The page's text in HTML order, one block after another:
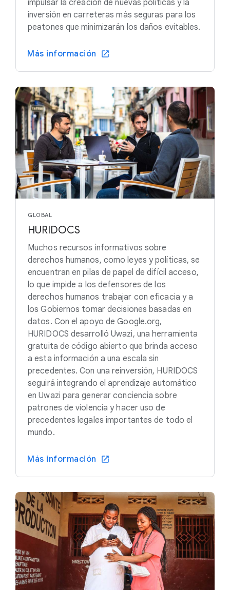
impulsar la creación de nuevas políticas y la
inversión en carreteras más seguras para los
peatones que minimizarán los daños evitables.
Más información
GLOBAL
HURIDOCS
Muchos recursos informativos sobre
derechos humanos, como leyes y políticas, se
encuentran en pilas de papel de difícil acceso,
lo que impide a los defensores de los
derechos humanos trabajar con eficacia y a
los Gobiernos tomar decisiones basadas en
datos. Con el apoyo de Google.org,
HURIDOCS desarrolló Uwazi, una herramienta
gratuita de código abierto que brinda acceso
a esta información a una escala sin
precedentes. Con una reinversión, HURIDOCS
seguirá integrando el aprendizaje automático
en Uwazi para generar conciencia sobre
patrones de violencia y hacer uso de
precedentes legales importantes de todo el
mundo.
Más información